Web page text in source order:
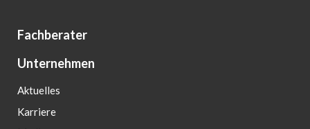
Fachberater
Unternehmen
Aktuelles
Karriere